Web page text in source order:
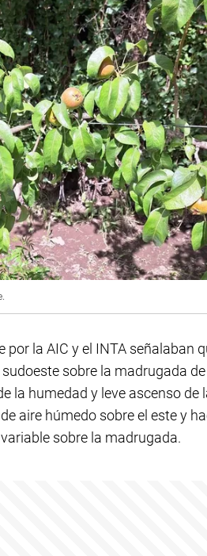
la AIC y el INTA señalaban
sobre la madrugada
la humedad y leve ascenso de
aire húmedo sobre el este y
sobre la madrugada.